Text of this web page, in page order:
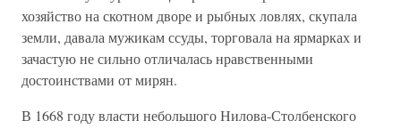
хозяйство на скотном дворе и рыбных ловлях, скупала
земли, давала мужикам ссуды, торговала на ярмарках и
зачастую не сильно отличалась нравственными
достоинствами от мирян.
В 1668 году власти небольшого Нилова-Столбенского